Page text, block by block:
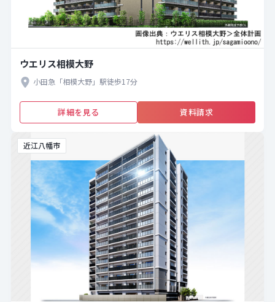
ウエリス相模大野
小田急「相模大野」駅徒歩17分
詳細を見る 資料請求
近江八幡市